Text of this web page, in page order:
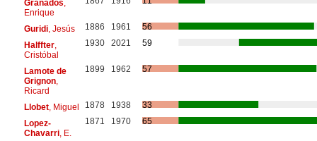
Granados
Enrique
Guridi, Jesús 1886 1961
56
Halffter,
Cristóbal
1930 2021 59
Lamote de
Grignon,
Ricard
1899 1962 57
Llobet, Miguel 1878 1938
33
Lopez-
Chavarri, E.
1871 1970 65